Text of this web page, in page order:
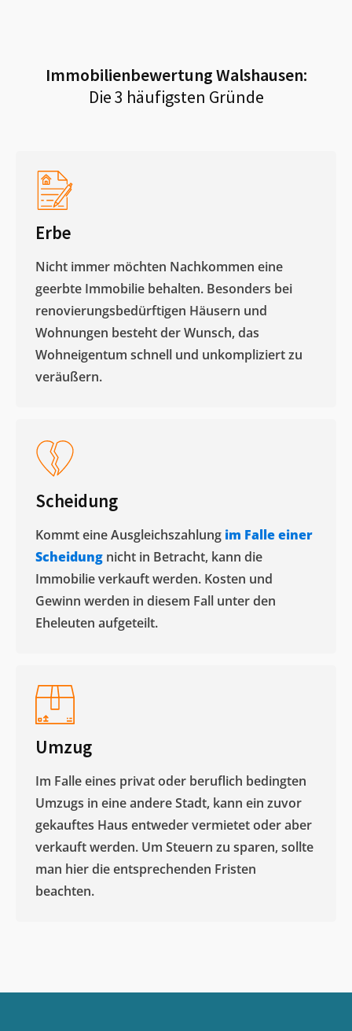
ImmobilienbewertungWalshausen:
Die 3 häufigsten Gründe
Erbe
Nicht immer möchten Nachkommen eine
geerbte Immobilie behalten. Besonders bei
renovierungsbedürftigen Häusern und
Wohnungen besteht der Wunsch, das
Wohneigentum schnell und unkompliziert zu
veräußern. ​
Scheidung
Kommt eine Ausgleichszahlung im Falle einer
Scheidung nicht in Betracht, kann die
Immobilie verkauft werden. Kosten und
Gewinn werden in diesem Fall unter den
Eheleuten aufgeteilt.​
Umzug
Im Falle eines privat oder beruflich bedingten
Umzugs in eine andere Stadt, kann ein zuvor
gekauftes Haus entweder vermietet oder aber
verkauft werden. Um Steuern zu sparen, sollte
man hier die entsprechenden Fristen
beachten.